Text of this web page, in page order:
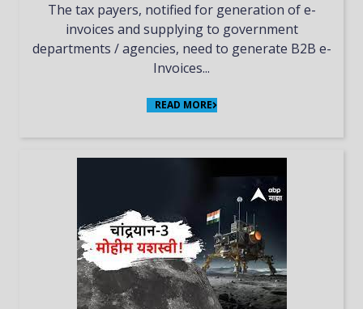
The tax payers, notified for generation of e-
invoices and supplying to government
departments / agencies, need to generate B2B e-
Invoices...
READ MORE